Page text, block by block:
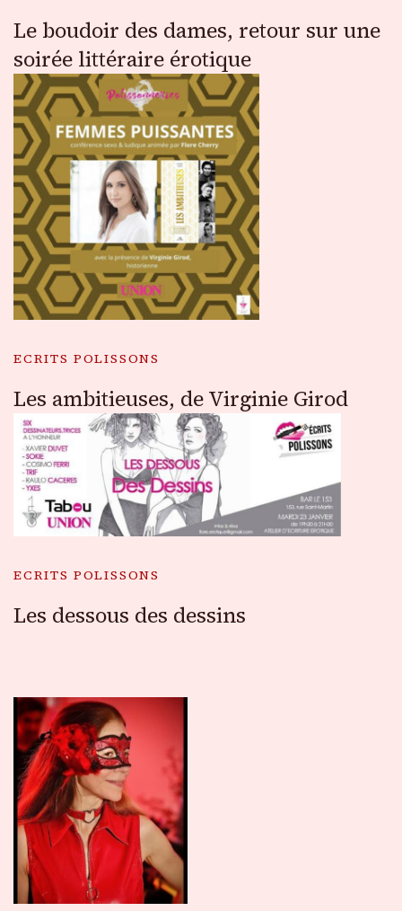
Le boudoir des dames, retour sur une
soirée littéraire érotique
ECRITS POLISSONS
Les ambitieuses, de Virginie Girod
ECRITS POLISSONS
Les dessous des dessins